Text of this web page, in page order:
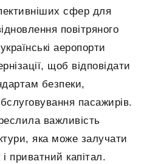
сфер для
повітряного
аеропорти
щоб відповідати
безпеки,
пасажирів.
важливість
яка може залучати
приватний капітал.